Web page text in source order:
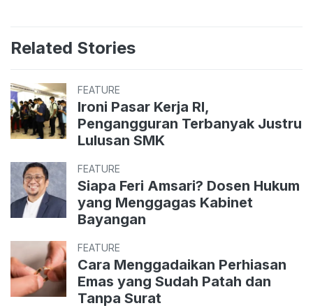
Related Stories
FEATURE
Ironi Pasar Kerja RI,
Pengangguran Terbanyak Justru
Lulusan SMK
FEATURE
Siapa Feri Amsari? Dosen Hukum
yang Menggagas Kabinet
Bayangan
FEATURE
Cara Menggadaikan Perhiasan
Emas yang Sudah Patah dan
Tanpa Surat